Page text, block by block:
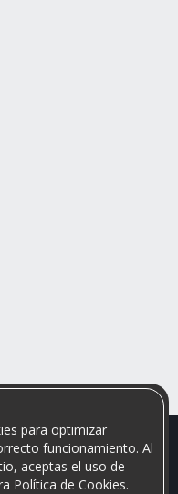
para optimizar
funcionamiento. Al
aceptas el uso de
Política de Cookies.